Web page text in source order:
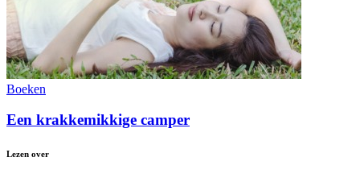
Boeken
Een krakkemikkige camper
Lezen over